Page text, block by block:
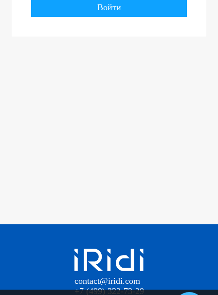
Войти
contact@iridi.com
+7 (499) 322-73-29